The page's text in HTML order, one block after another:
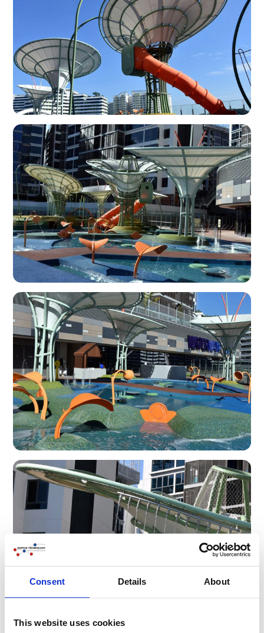
Consent Details About
This website uses cookies